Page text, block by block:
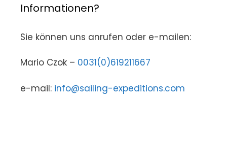
Informationen?
Sie können uns anrufen oder e-mailen:
Mario Czok – 0031(0)619211667
e-mail: info@sailing-expeditions.com